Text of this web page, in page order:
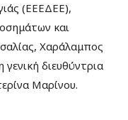
(ΕΕΕΔΕΕ),
και
Χαράλαμπος
διευθύντρια
Μαρίνου.